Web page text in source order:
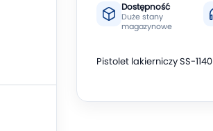
Dostępność
Duże stany
magazynowe
Pistolet lakierniczy SS-1140